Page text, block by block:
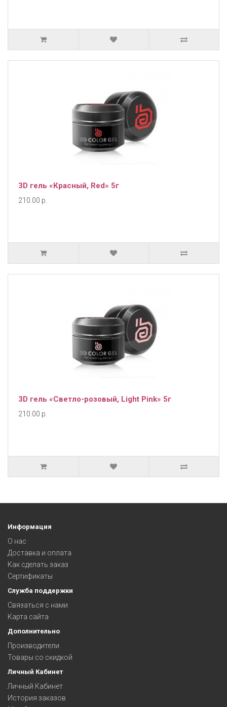
3D гель «Красный, Red» 5г
210.00 р.
3D гель «Светло-розовый, Light Pink» 5г
210.00 р.
Информация
О нас
Доставка и оплата
Как сделать заказ
Сертификаты
Служба поддержки
Связаться с нами
Карта сайта
Дополнительно
Производители
Товары со скидкой
Личный Кабинет
Личный Кабинет
История заказов